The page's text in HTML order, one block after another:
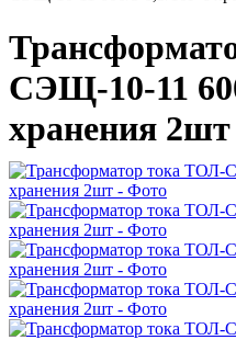
СЭЩ-10-11
хранения 2шт